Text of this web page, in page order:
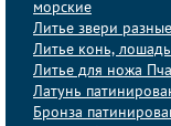
морские
Литье звери разные
Литье конь, лошадь
Литье для ножа
Латунь
Бронза